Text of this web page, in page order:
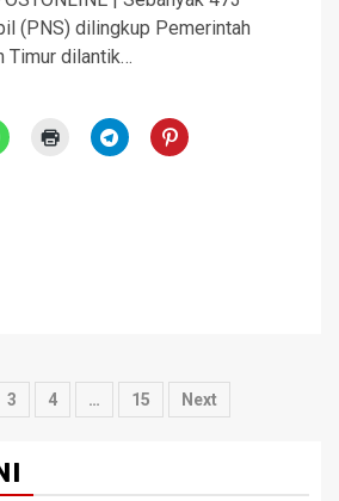
(PNS) dilingkup Pemerintah
Timur dilantik…
3 4 … 15 Next